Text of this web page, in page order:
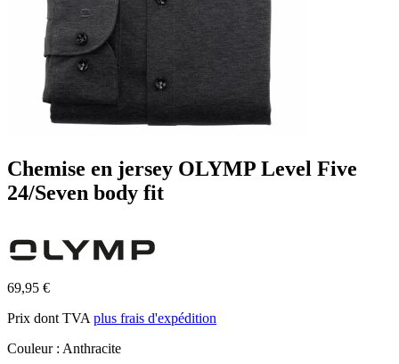
Chemise en jersey OLYMP Level Five
24/Seven body fit
69,95 €
Prix dont TVA plus frais d'expédition
Couleur : Anthracite